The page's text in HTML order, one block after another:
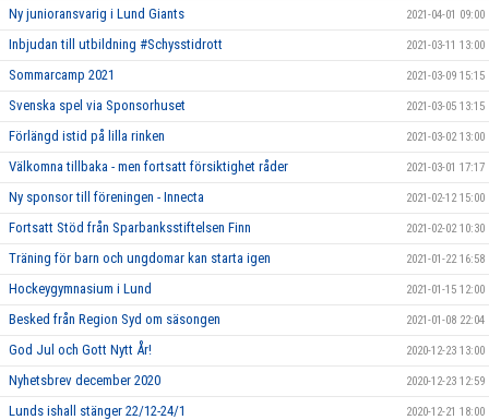
Ny junioransvarig i Lund Giants 2021-04-01 09:00
Inbjudan till utbildning #Schysstidrott 2021-03-11 13:00
Sommarcamp 2021 2021-03-09 15:15
Svenska spel via Sponsorhuset 2021-03-05 13:15
Förlängd istid på lilla rinken 2021-03-02 13:00
Välkomna tillbaka - men fortsatt försiktighet råder 2021-03-01 17:17
Ny sponsor till föreningen - Innecta 2021-02-12 15:00
Fortsatt Stöd från Sparbanksstiftelsen Finn 2021-02-02 10:30
Träning för barn och ungdomar kan starta igen 2021-01-22 16:58
Hockeygymnasium i Lund 2021-01-15 12:00
Besked från Region Syd om säsongen 2021-01-08 22:04
God Jul och Gott Nytt År! 2020-12-23 13:00
Nyhetsbrev december 2020 2020-12-23 12:59
Lunds ishall stänger 22/12-24/1 2020-12-21 18:00